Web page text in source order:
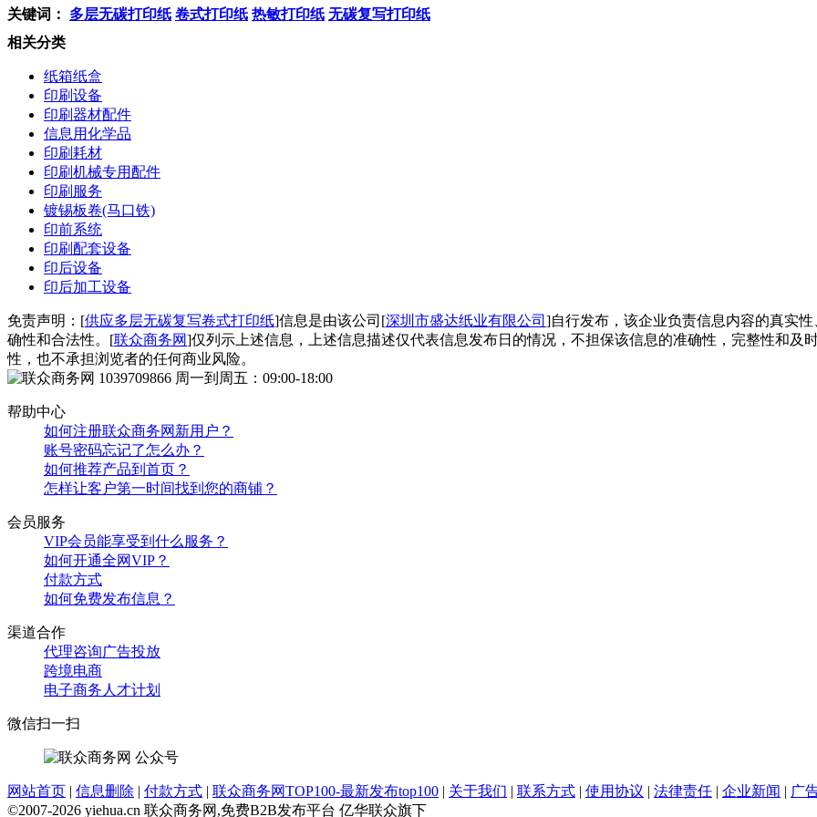
关键词： 多层无碳打印纸 卷式打印纸 热敏打印纸 无碳复写打印纸
相关分类
纸箱纸盒
印刷设备
印刷器材配件
信息用化学品
印刷耗材
印刷机械专用配件
印刷服务
镀锡板卷(马口铁)
印前系统
印刷配套设备
印后设备
印后加工设备
免责声明：[供应多层无碳复写卷式打印纸]信息是由该公司[深圳市盛达纸业有限公司 ]自行发布，该企业负责信息内容的真实性
确性和合法性。[联众商务网]仅列示上述信息，上述信息描述仅代表信息发布日的情况，不担保该信息的准确性，完整性和及
性，也不承担浏览者的任何商业风险。
1039709866 周一到周五：09:00-18:00
帮助中心
如何注册联众商务网新用户？
账号密码忘记了怎么办？
如何推荐产品到首页？
怎样让客户第一时间找到您的商铺？
会员服务
VIP会员能享受到什么服务？
如何开通全网VIP？
付款方式
如何免费发布信息？
渠道合作
代理咨询广告投放
跨境电商
电子商务人才计划
微信扫一扫
网站首页 | 信息删除 | 付款方式 | 联众商务网TOP100-最新发布top100 | 关于我们 | 联系方式 | 使用协议 | 法律责任 | 企业新闻 | 广
©2007-2026 yiehua.cn 联众商务网,免费B2B发布平台 亿华联众旗下